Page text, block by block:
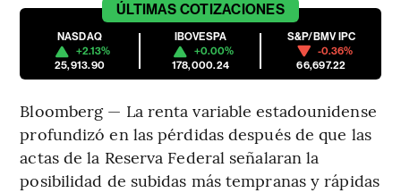
ÚLTIMAS COTIZACIONES
NASDAQ
+2.13%
25,913.90
IBOVESPA
+0.00%
178,000.24
S&P/BMV IPC
-0.36%
66,697.22
Bloomberg — La renta variable estadounidense
profundizó en las pérdidas después de que las
actas de la Reserva Federal señalaran la
posibilidad de subidas más tempranas y rápidas